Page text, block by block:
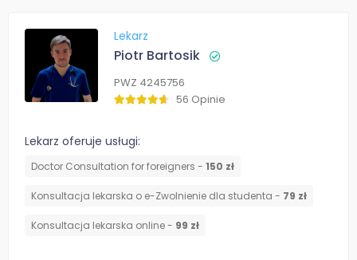
Lekarz
Piotr Bartosik
PWZ 4245756
56 Opinie
Lekarz oferuje usługi:
Doctor Consultation for foreigners - 150 zł
Konsultacja lekarska o e-Zwolnienie dla studenta - 79 zł
Konsultacja lekarska online - 99 zł